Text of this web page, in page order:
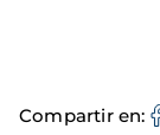
Compartir en